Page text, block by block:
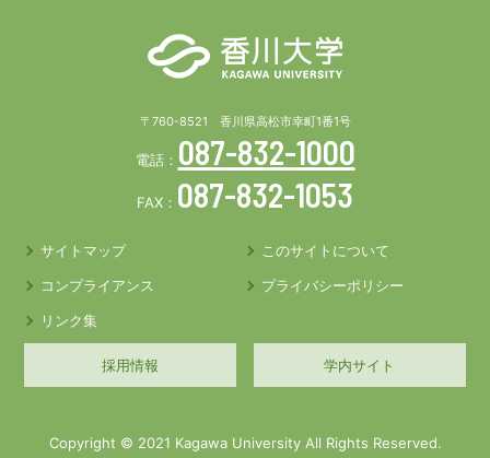
〒760-8521 香川県高松市幸町1番1号
電話： 087-832-1000
FAX： 087-832-1053
サイトマップ
このサイトについて
コンプライアンス
プライバシーポリシー
リンク集
採用情報 学内サイト
Copyright © 2021 Kagawa University All Rights Reserved.